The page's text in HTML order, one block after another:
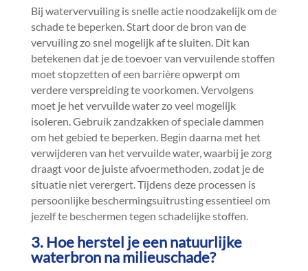
Bij watervervuiling is snelle actie noodzakelijk om de
schade te beperken.​ Start door de bron van de
vervuiling zo snel mogelijk af te sluiten.​ Dit kan
betekenen dat je de toevoer van vervuilende stoffen
moet stopzetten of een barrière opwerpt om
verdere verspreiding te voorkomen.​ Vervolgens
moet je het vervuilde water zo veel mogelijk
isoleren.​ Gebruik zandzakken of speciale dammen
om het gebied te beperken.​ Begin daarna met het
verwijderen van het vervuilde water, waarbij je zorg
draagt voor de juiste afvoermethoden, zodat je de
situatie niet verergert.​ Tijdens deze processen is
persoonlijke beschermingsuitrusting essentieel om
jezelf te beschermen tegen schadelijke stoffen.​
3.​ Hoe herstel je een natuurlijke
waterbron na milieuschade?